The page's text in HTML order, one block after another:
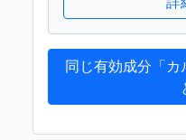
同じ有効成分「